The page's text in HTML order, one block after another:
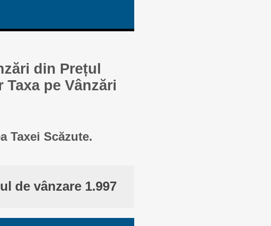
din Prețul
pe Vânzări
Taxei Scăzute.
de vânzare 1.997